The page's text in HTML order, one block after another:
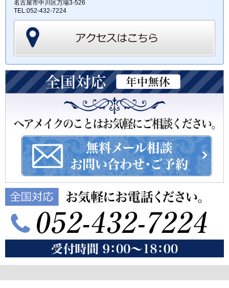
名古屋市中川区万場3-526
TEL:052-432-7224